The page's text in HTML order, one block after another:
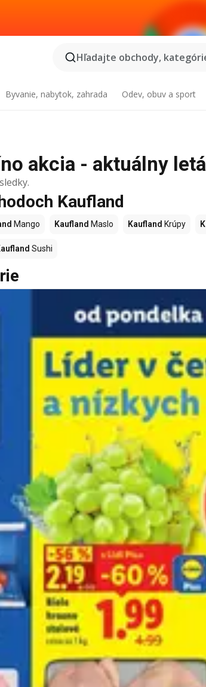
Hľadajte obchody,
Byvanie, nabytok, zahrada Odev, obuv a sport
akcia - aktuálny
Kaufland
Mango Kaufland Maslo Kaufland Krúpy
Sushi